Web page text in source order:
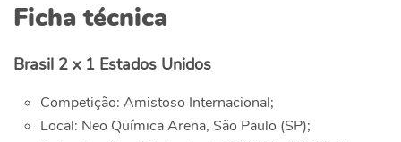
Ficha técnica
Brasil 2 x 1 Estados Unidos
Competição: Amistoso Internacional;
Local: Neo Química Arena, São Paulo (SP);